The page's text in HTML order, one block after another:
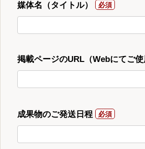
媒体名（タイトル）
掲載ページのURL（Webにてご使
成果物のご発送日程